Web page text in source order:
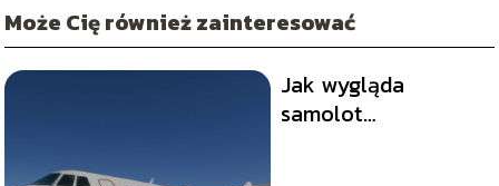
Może Cię również zainteresować
Jak wygląda
samolot